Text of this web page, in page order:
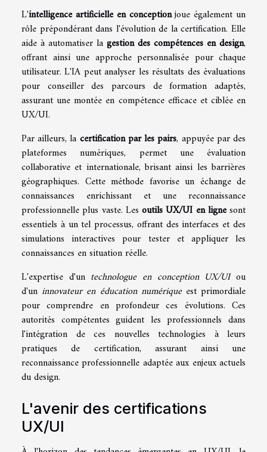
L'intelligence artificielle en conceptionjoue également un
rôle prépondérant dans l'évolution de la certification. Elle
aide à automatiser la gestion des compétences en design,
offrant ainsi une approche personnalisée pour chaque
utilisateur. L'IA peut analyser les résultats des évaluations
pour conseiller des parcours de formation adaptés,
assurant une montée en compétence efficace et ciblée en
UX/UI.
Par ailleurs, la certification par les pairs, appuyée par des
plateformes numériques, permet une évaluation
collaborative et internationale, brisant ainsi les barrières
géographiques. Cette méthode favorise un échange de
connaissances enrichissant et une reconnaissance
professionnelle plus vaste. Les outils UX/UI en lignesont
essentiels à un tel processus, offrant des interfaces et des
simulations interactives pour tester et appliquer les
connaissances en situation réelle.
L'expertise d'un technologue en conception UX/UIou
d'uninnovateur en éducation numériqueest primordiale
pour comprendre en profondeur ces évolutions. Ces
autorités compétentes guident les professionnels dans
l'intégration de ces nouvelles technologies à leurs
pratiques de certification, assurant ainsi une
reconnaissance professionnelle adaptée aux enjeux actuels
du design.
L'avenir des certifications
UX/UI